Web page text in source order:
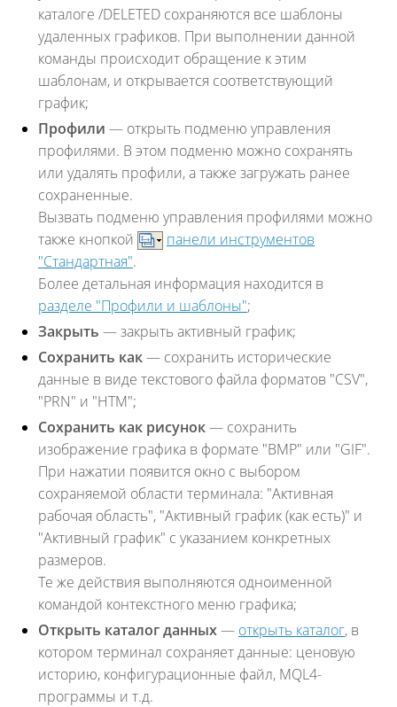
каталоге /DELETED сохраняются все шаблоны
удаленных графиков. При выполнении данной
команды происходит обращение к этим
шаблонам, и открывается соответствующий
график;
Профили — открыть подменю управления
профилями. В этом подменю можно сохранять
или удалять профили, а также загружать ранее
сохраненные.
Вызвать подменю управления профилями можно
также кнопкой
панели инструментов
"Стандартная".
Более детальная информация находится в
разделе "Профили и шаблоны";
Закрыть — закрыть активный график;
Сохранить как— сохранить исторические
данные в виде текстового файла форматов "CSV",
"PRN" и "HTM";
Сохранить как рисунок— сохранить
изображение графика в формате "BMP" или "GIF".
При нажатии появится окно с выбором
сохраняемой области терминала: "Активная
рабочая область", "Активный график (как есть)" и
"Активный график" с указанием конкретных
размеров.
Те же действия выполняются одноименной
командой контекстного меню графика;
Открыть каталог данных— открыть каталог, в
котором терминал сохраняет данные: ценовую
историю, конфигурационные файл, MQL4-
программы и т.д.